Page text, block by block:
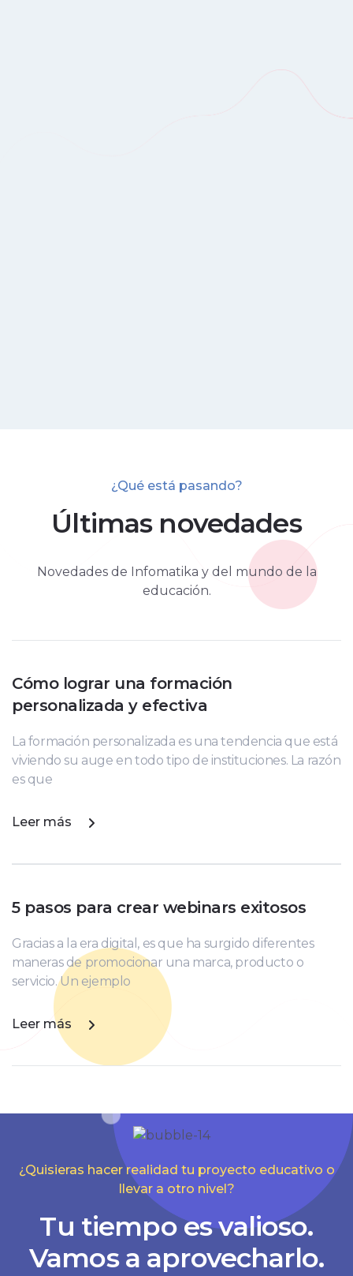
¿Qué está pasando?
Últimas novedades
Novedades de Infomatika y del mundo de la
educación.
Cómo lograr una formación
personalizada y efectiva
La formación personalizada es una tendencia que está
viviendo su auge en todo tipo de instituciones. La razón
es que
Leer más
5 pasos para crear webinars exitosos
Gracias a la era digital, es que ha surgido diferentes
maneras de promocionar una marca, producto o
servicio. Un ejemplo
Leer más
¿Quisieras hacer realidad tu proyecto educativo o
llevar a otro nivel?
Tu tiempo es valioso.
Vamos a aprovecharlo.